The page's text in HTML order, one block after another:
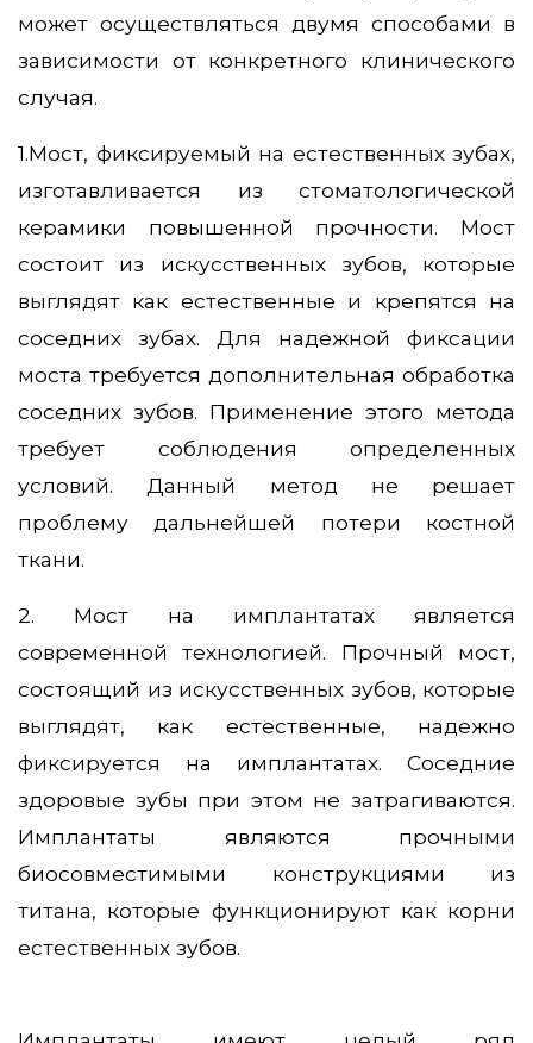
может осуществляться двумя способами в
зависимости от конкретного клинического
случая.
1.Мост, фиксируемый на естественных зубах,
изготавливается из стоматологической
керамики повышенной прочности. Мост
состоит из искусственных зубов, которые
выглядят как естественные и крепятся на
соседних зубах. Для надежной фиксации
моста требуется дополнительная обработка
соседних зубов. Применение этого метода
требует соблюдения определенных
условий. Данный метод не решает
проблему дальнейшей потери костной
ткани.
2. Мост на имплантатах является
современной технологией. Прочный мост,
состоящий из искусственных зубов, которые
выглядят, как естественные, надежно
фиксируется на имплантатах. Соседние
здоровые зубы при этом не затрагиваются.
Имплантаты являются прочными
биосовместимыми конструкциями из
титана, которые функционируют как корни
естественных зубов.